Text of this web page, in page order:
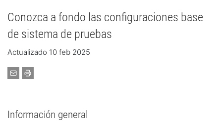
Conozca a fondo las configuraciones base
de sistema de pruebas
Actualizado 10 feb 2025
Información general